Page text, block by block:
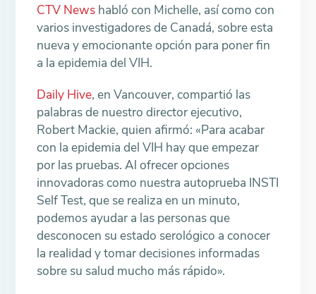
CTV News habló con Michelle, así como con
varios investigadores de Canadá, sobre esta
nueva y emocionante opción para poner fin
a la epidemia del VIH.
Daily Hive, en Vancouver, compartió las
palabras de nuestro director ejecutivo,
Robert Mackie, quien afirmó: «Para acabar
con la epidemia del VIH hay que empezar
por las pruebas. Al ofrecer opciones
innovadoras como nuestra autoprueba INSTI
Self Test, que se realiza en un minuto,
podemos ayudar a las personas que
desconocen su estado serológico a conocer
la realidad y tomar decisiones informadas
sobre su salud mucho más rápido».